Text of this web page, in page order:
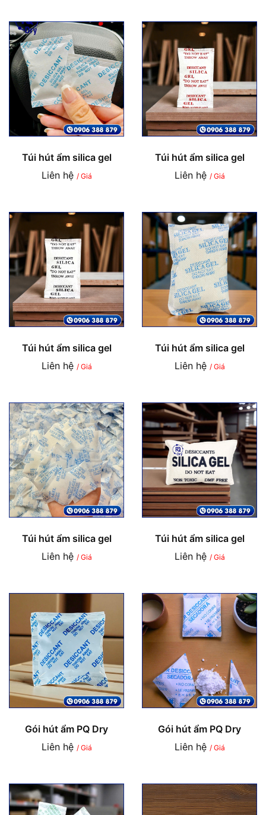
Túi hút ẩm silica gel
Liên hệ / Giá
Túi hút ẩm silica gel
Liên hệ / Giá
Túi hút ẩm silica gel
Liên hệ / Giá
Túi hút ẩm silica gel
Liên hệ / Giá
Túi hút ẩm silica gel
Liên hệ / Giá
Túi hút ẩm silica gel
Liên hệ / Giá
Gói hút ẩm PQ Dry
Liên hệ / Giá
Gói hút ẩm PQ Dry
Liên hệ / Giá